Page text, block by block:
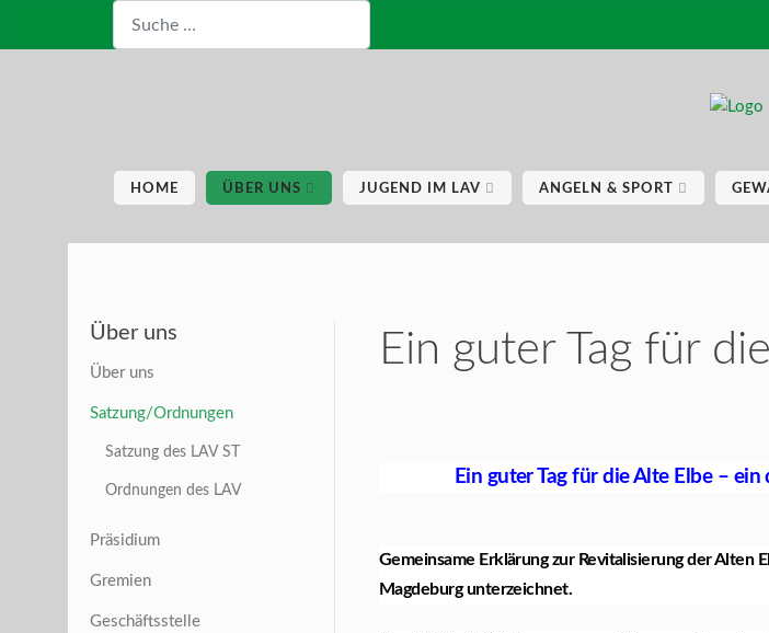
HOME ÜBER UNS JUGEND IM LAV ANGELN & SPORT
Über uns
Über uns
Satzung/Ordnungen
Satzung des LAV ST
Ordnungen des LAV
Präsidium
Gremien
Geschäftsstelle
Ein guter Tag für
Ein guter Tag für die Alte Elbe –
Gemeinsame Erklärung zur Revitalisierung der Alten
Magdeburg unterzeichnet.